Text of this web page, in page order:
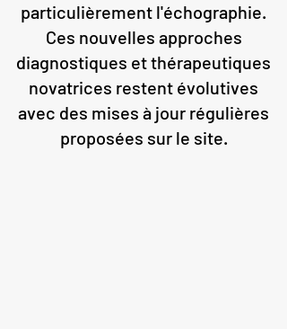
particulièrement l'échographie.
Ces nouvelles approches
diagnostiques et thérapeutiques
novatrices restent évolutives
avec des mises à jour régulières
proposées sur le site.